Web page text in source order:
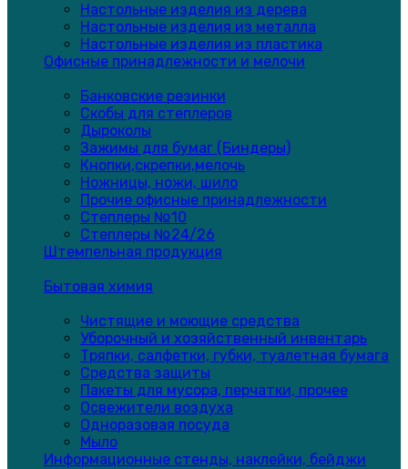
Настольные изделия из дерева
Настольные изделия из металла
Настольные изделия из пластика
Офисные принадлежности и мелочи
Банковские резинки
Скобы для степлеров
Дыроколы
Зажимы для бумаг (Биндеры)
Кнопки,скрепки,мелочь
Ножницы, ножи, шило
Прочие офисные принадлежности
Степлеры №10
Степлеры №24/26
Штемпельная продукция
Бытовая химия
Чистящие и моющие средства
Уборочный и хозяйственный инвентарь
Тряпки, салфетки, губки, туалетная бумага
Средства защиты
Пакеты для мусора, перчатки, прочее
Освежители воздуха
Одноразовая посуда
Мыло
Информационные стенды, наклейки, бейджи